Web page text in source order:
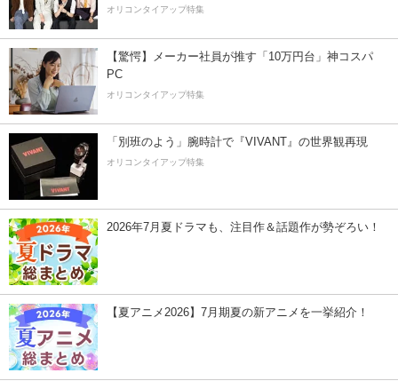
オリコンタイアップ特集
【驚愕】メーカー社員が推す「10万円台」神コスパ
PC
オリコンタイアップ特集
「別班のよう」腕時計で『VIVANT』の世界観再現
オリコンタイアップ特集
2026年7月夏ドラマも、注目作＆話題作が勢ぞろい！
【夏アニメ2026】7月期夏の新アニメを一挙紹介！